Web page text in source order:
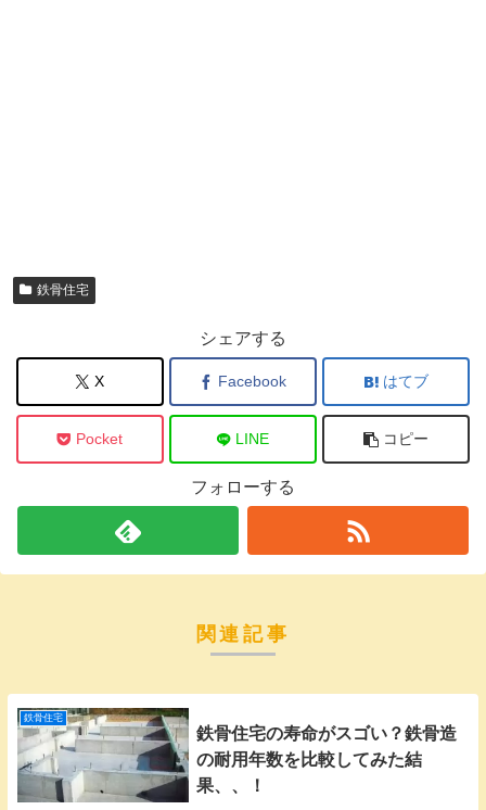
鉄骨住宅
シェアする
X Facebook はてブ
Pocket LINE コピー
フォローする
関連記事
鉄骨住宅
鉄骨住宅の寿命がスゴい？鉄骨造
の耐用年数を比較してみた結
果、、！